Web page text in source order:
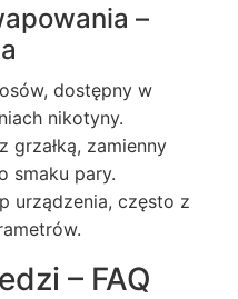
–
dostępny w
nikotyny.
grzałką, zamienny
smaku pary.
urządzenia, często z
– FAQ